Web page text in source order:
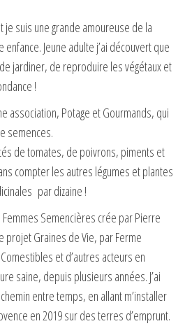
je suis une grande amoureuse de la
Jeune adulte j’ai découvert que
jardiner, de reproduire les végétaux et
!
association, Potage et Gourmands, qui
semences.
de tomates, de poivrons, piments et
compter les autres légumes et plantes
par dizaine !
Semencières crée par Pierre
projet Graines de Vie, par Ferme
et d’autres acteurs en
saine, depuis plusieurs années. J’ai
entre temps, en allant m’installer
en 2019 sur des terres d’emprunt.